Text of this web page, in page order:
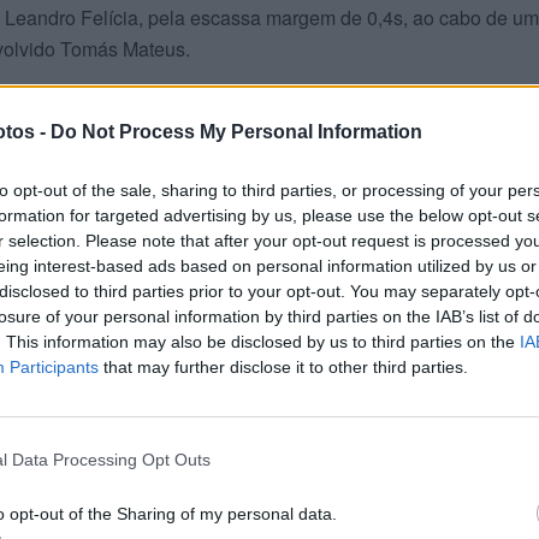
- Do Not Process My Personal Information
opt-out of the sale, sharing to third parties, or processing of your
for targeted advertising by us, please use the below opt-out
selection. Please note that after your opt-out request is processed
interest-based ads based on personal information utilized by us
to third parties prior to your opt-out. You may separately
of your personal information by third parties on the IAB’s list of
This information may also be disclosed by us to third parties on the
Participants that may further disclose it to other third parties.
Data Processing Opt Outs
opt-out of the Sharing of my personal data.
Leandro Felícia, pela escassa margem de 0,4s, ao cabo de
Tomás Mateus.
Alberto González continua a dar cartas e venceu todas as
da boa réplica dada por Luís Sousa, Afonso Santos e Vasco
fronteira veio o piloto que dominou a classe PromoBike, Tony
sempre com Reinaldo Ribeiro e Fernando Martins por perto
na final por Rui Miguel e André Felícia.